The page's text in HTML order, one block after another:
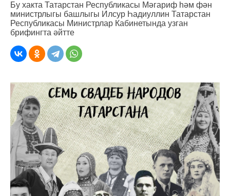
Бу хакта Татарстан Республикасы Мәгариф һәм фән
министрлыгы башлыгы Илсур Һадиуллин Татарстан
Республикасы Министрлар Кабинетында узган
брифингта әйтте